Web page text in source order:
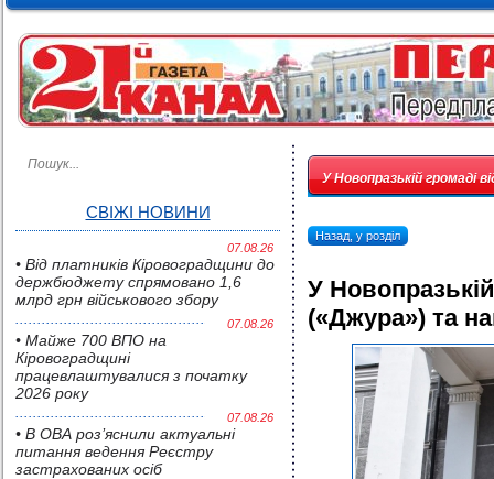
СВІЖІ НОВИНИ
07.08.26
• Від платників Кіровоградщини до
держбюджету спрямовано 1,6
млрд грн військового збору
07.08.26
• Майже 700 ВПО на
Кіровоградщині
працевлаштувалися з початку
2026 року
07.08.26
• В ОВА роз’яснили актуальні
питання ведення Реєстру
застрахованих осіб
У Новопразькій громаді
Назад, у розділ
У
(«Джура») та